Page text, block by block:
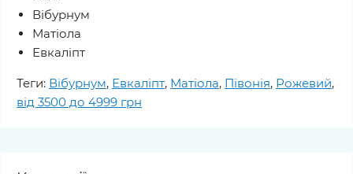
Вібурнум
Матіола
Евкаліпт
Теги: Вібурнум, Евкаліпт, Матіола, Півонія, Рожевий,
від 3500 до 4999 грн